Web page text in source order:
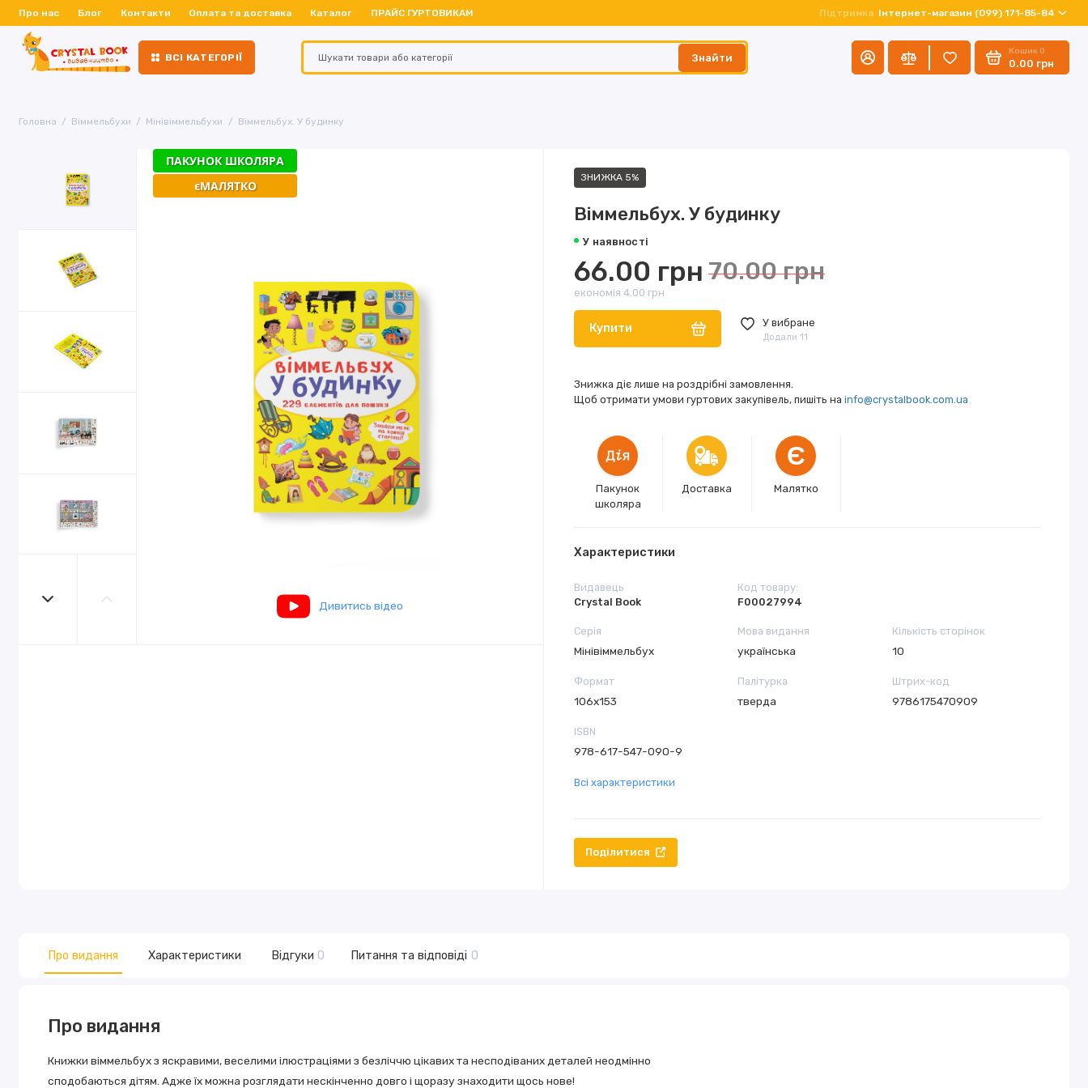
Про нас Блог Контакти Оплата та доставка Каталог ПРАЙС ГУРТОВИКАМ Підтримка Інтернет-магазин (099) 171-85-84
ВСІ КАТЕГОРІЇ Знайти
Кошик0
0.00 грн
Головна Віммельбухи Мінівіммельбухи Віммельбух. У будинку
ПАКУНОК ШКОЛЯРА
єМАЛЯТКО
Дивитись відео
ЗНИЖКА 5%
Віммельбух. У будинку
У наявності
66.00 грн 70.00 грн
економія 4.00 грн
Купити У вибране
Додали 11
Знижка діє лише на роздрібні замовлення.
Щоб отримати умови гуртових закупівель, пишіть на info@crystalbook.com.ua
Пакунок
школяра
Доставка
Є
Малятко
Характеристики
Видавець
Crystal Book
Код товару:
F00027994
Серія
Мінівіммельбух
Мова видання
українська
Кількість сторінок
10
Формат
106х153
Палітурка
тверда
Штрих-код
9786175470909
ISBN
978-617-547-090-9
Всі характеристики
Поділитися
Про видання Характеристики Відгуки 0 Питання та відповіді 0
Про видання
Книжки віммельбух з яскравими, веселими ілюстраціями з безліччю цікавих та несподіваних деталей неодмінно
сподобаються дітям. Адже їх можна розглядати нескінченно довго і щоразу знаходити щось нове!